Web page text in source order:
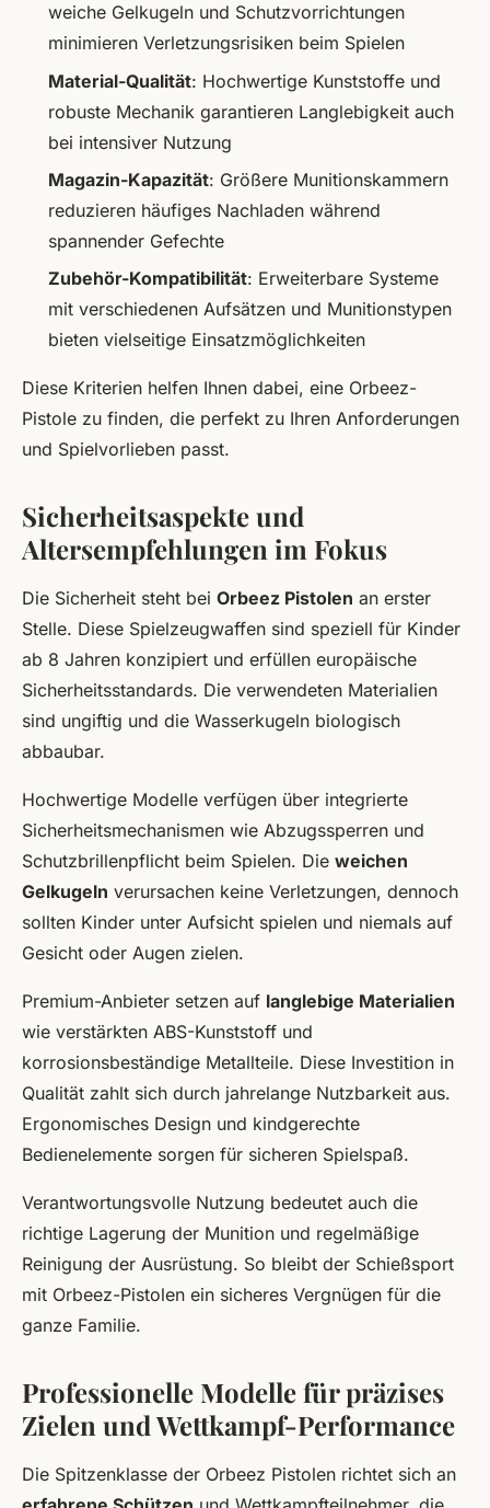
weiche Gelkugeln und Schutzvorrichtungen
minimieren Verletzungsrisiken beim Spielen
Material-Qualität: Hochwertige Kunststoffe und
robuste Mechanik garantieren Langlebigkeit auch
bei intensiver Nutzung
Magazin-Kapazität: Größere Munitionskammern
reduzieren häufiges Nachladen während
spannender Gefechte
Zubehör-Kompatibilität: Erweiterbare Systeme
mit verschiedenen Aufsätzen und Munitionstypen
bieten vielseitige Einsatzmöglichkeiten
Diese Kriterien helfen Ihnen dabei, eine Orbeez-
Pistole zu finden, die perfekt zu Ihren Anforderungen
und Spielvorlieben passt.
Sicherheitsaspekte und
Altersempfehlungen im Fokus
Die Sicherheit steht bei Orbeez Pistolen an erster
Stelle. Diese Spielzeugwaffen sind speziell für Kinder
ab 8 Jahren konzipiert und erfüllen europäische
Sicherheitsstandards. Die verwendeten Materialien
sind ungiftig und die Wasserkugeln biologisch
abbaubar.
Hochwertige Modelle verfügen über integrierte
Sicherheitsmechanismen wie Abzugssperren und
Schutzbrillenpflicht beim Spielen. Die weichen
Gelkugeln verursachen keine Verletzungen, dennoch
sollten Kinder unter Aufsicht spielen und niemals auf
Gesicht oder Augen zielen.
Premium-Anbieter setzen auf langlebige Materialien
wie verstärkten ABS-Kunststoff und
korrosionsbeständige Metallteile. Diese Investition in
Qualität zahlt sich durch jahrelange Nutzbarkeit aus.
Ergonomisches Design und kindgerechte
Bedienelemente sorgen für sicheren Spielspaß.
Verantwortungsvolle Nutzung bedeutet auch die
richtige Lagerung der Munition und regelmäßige
Reinigung der Ausrüstung. So bleibt der Schießsport
mit Orbeez-Pistolen ein sicheres Vergnügen für die
ganze Familie.
Professionelle Modelle für präzises
Zielen und Wettkampf-Performance
Die Spitzenklasse der Orbeez Pistolen richtet sich an